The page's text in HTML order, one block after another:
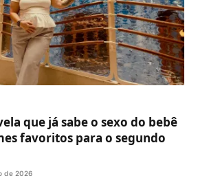
que já sabe o sexo do bebê
favoritos para o segundo
de 2026